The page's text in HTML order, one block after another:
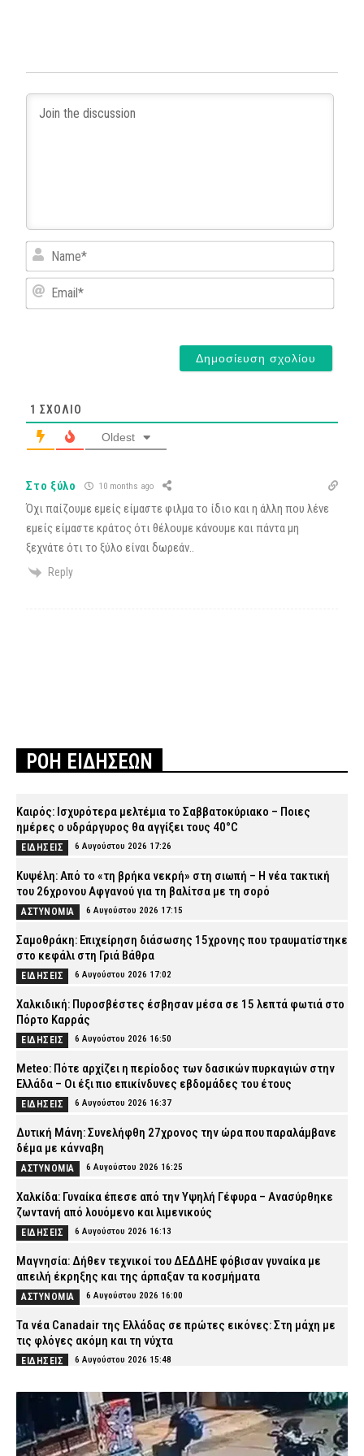
Email*
1 ΣΧΌΛΙΟ
Oldest
Στο ξύλο 10 months ago
Όχι παίζουμε εμείς είμαστε φιλμα το ίδιο και η άλλη που λένε
εμείς είμαστε κράτος ότι θέλουμε κάνουμε και πάντα μη
ξεχνάτε ότι το ξύλο είναι δωρεάν..
Reply
ΡΟΗ ΕΙΔΗΣΕΩΝ
Καιρός: Ισχυρότερα μελτέμια το Σαββατοκύριακο – Ποιες
ημέρες ο υδράργυρος θα αγγίξει τους 40°C
ΕΙΔΗΣΕΙΣ 6 Αυγούστου 2026 17:26
Κυψέλη: Από το «τη βρήκα νεκρή» στη σιωπή – Η νέα τακτική
του 26χρονου Αφγανού για τη βαλίτσα με τη σορό
ΑΣΤΥΝΟΜΙΑ 6 Αυγούστου 2026 17:15
Σαμοθράκη: Επιχείρηση διάσωσης 15χρονης που τραυματίστηκε
στο κεφάλι στη Γριά Βάθρα
ΕΙΔΗΣΕΙΣ 6 Αυγούστου 2026 17:02
Χαλκιδική: Πυροσβέστες έσβησαν μέσα σε 15 λεπτά φωτιά στο
Πόρτο Καρράς
ΕΙΔΗΣΕΙΣ 6 Αυγούστου 2026 16:50
Meteo: Πότε αρχίζει η περίοδος των δασικών πυρκαγιών στην
Ελλάδα – Οι έξι πιο επικίνδυνες εβδομάδες του έτους
ΕΙΔΗΣΕΙΣ 6 Αυγούστου 2026 16:37
Δυτική Μάνη: Συνελήφθη 27χρονος την ώρα που παραλάμβανε
δέμα με κάνναβη
ΑΣΤΥΝΟΜΙΑ 6 Αυγούστου 2026 16:25
Χαλκίδα: Γυναίκα έπεσε από την Υψηλή Γέφυρα – Ανασύρθηκε
ζωντανή από λουόμενο και λιμενικούς
ΕΙΔΗΣΕΙΣ 6 Αυγούστου 2026 16:13
Μαγνησία: Δήθεν τεχνικοί του ΔΕΔΔΗΕ φόβισαν γυναίκα με
απειλή έκρηξης και της άρπαξαν τα κοσμήματα
ΑΣΤΥΝΟΜΙΑ 6 Αυγούστου 2026 16:00
Τα νέα Canadair της Ελλάδας σε πρώτες εικόνες: Στη μάχη με
τις φλόγες ακόμη και τη νύχτα
ΕΙΔΗΣΕΙΣ 6 Αυγούστου 2026 15:48
Φωτιά στην περιοχή Κολυμπάδα στην Σκύρο – Ισχυρή
κινητοποίηση της Πυροσβεστικής
ΕΙΔΗΣΕΙΣ 6 Αυγούστου 2026 15:35